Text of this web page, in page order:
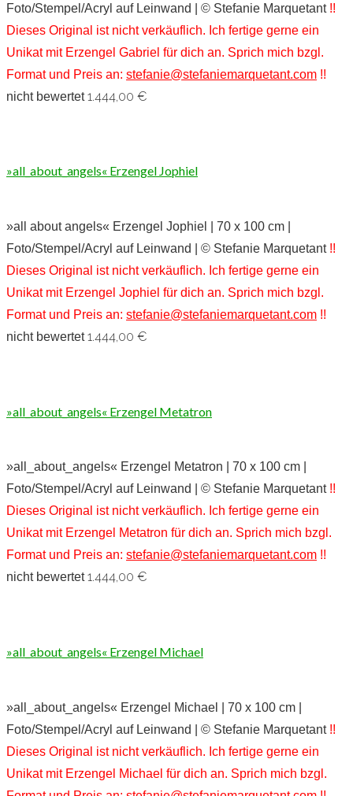
Foto/Stempel/Acryl auf Leinwand | © Stefanie Marquetant !!
Dieses Original ist nicht verkäuflich. Ich fertige gerne ein
Unikat mit Erzengel Gabriel für dich an. Sprich mich bzgl.
Format und Preis an: stefanie@stefaniemarquetant.com !!
nicht bewertet 1.444,00 €
»all_about_angels« Erzengel Jophiel
»all about angels« Erzengel Jophiel | 70 x 100 cm |
Foto/Stempel/Acryl auf Leinwand | © Stefanie Marquetant !!
Dieses Original ist nicht verkäuflich. Ich fertige gerne ein
Unikat mit Erzengel Jophiel für dich an. Sprich mich bzgl.
Format und Preis an: stefanie@stefaniemarquetant.com !!
nicht bewertet 1.444,00 €
»all_about_angels« Erzengel Metatron
»all_about_angels« Erzengel Metatron | 70 x 100 cm |
Foto/Stempel/Acryl auf Leinwand | © Stefanie Marquetant !!
Dieses Original ist nicht verkäuflich. Ich fertige gerne ein
Unikat mit Erzengel Metatron für dich an. Sprich mich bzgl.
Format und Preis an: stefanie@stefaniemarquetant.com !!
nicht bewertet 1.444,00 €
»all_about_angels« Erzengel Michael
»all_about_angels« Erzengel Michael | 70 x 100 cm |
Foto/Stempel/Acryl auf Leinwand | © Stefanie Marquetant !!
Dieses Original ist nicht verkäuflich. Ich fertige gerne ein
Unikat mit Erzengel Michael für dich an. Sprich mich bzgl.